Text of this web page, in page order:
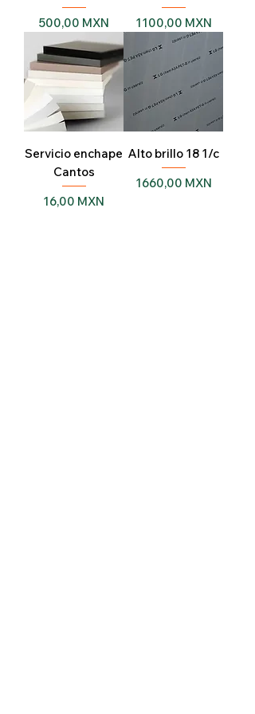
Precio
500,00 MXN
Precio
1100,00 MXN
Servicio enchape
Cantos
Precio
16,00 MXN
Alto brillo 18 1/c
Precio
1660,00 MXN